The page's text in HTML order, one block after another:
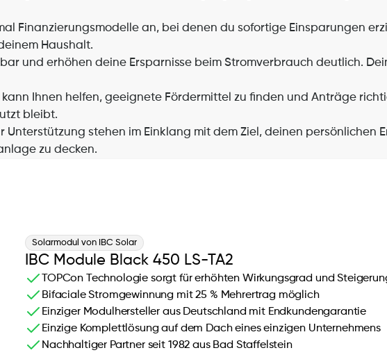
Finanzierungsmodelle an, bei denen du sofortige Einsparungen
Haushalt.
und erhöhen deine Ersparnisse beim Stromverbrauch deutlich.
Ihnen helfen, geeignete Fördermittel zu finden und Anträge
bleibt.
Unterstützung stehen im Einklang mit dem Ziel, deinen persönlichen
zu decken.
Solarmodul von IBC Solar
IBC Module Black 450 LS-TA2
TOPCon Technologie sorgt für erhöhten Wirkungsgrad und
Bifaciale Stromgewinnung mit 25 % Mehrertrag möglich
Einziger Modulhersteller aus Deutschland mit Endkundengarantie
Einzige Komplettlösung auf dem Dach eines einzigen Unternehmens
Nachhaltiger Partner seit 1982 aus Bad Staffelstein